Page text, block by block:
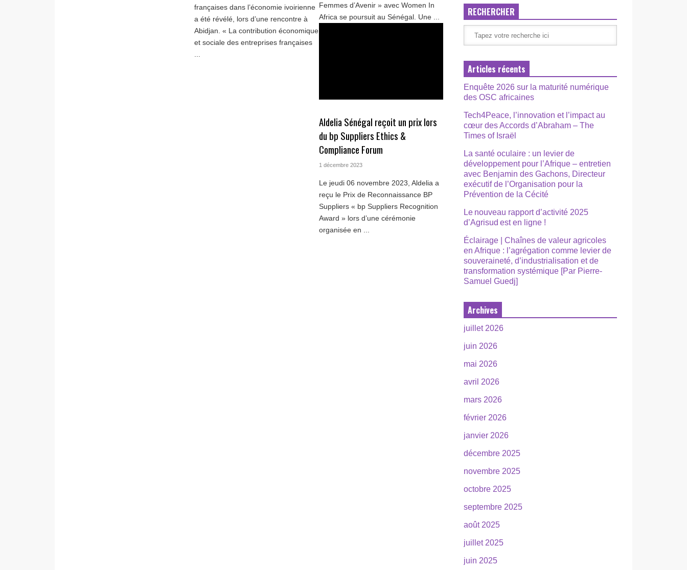
françaises dans l’économie ivoirienne
a été révélé, lors d’une rencontre à
Abidjan. « La contribution économique
et sociale des entreprises françaises
Femmes d’Avenir » avec Women In
Africa se poursuit au Sénégal. Une ...
Aldelia Sénégal reçoit un prix lors
du bp Suppliers Ethics &
Compliance Forum
1 décembre 2023
Le jeudi 06 novembre 2023, Aldelia a
reçu le Prix de Reconnaissance BP
Suppliers « bp Suppliers Recognition
Award » lors d’une cérémonie
organisée en ...
RECHERCHER
Articles récents
Enquête 2026 sur la maturité numérique
des OSC africaines
Tech4Peace, l’innovation et l’impact au
cœur des Accords d’Abraham – The
Times of Israël
La santé oculaire : un levier de
développement pour l’Afrique – entretien
avec Benjamin des Gachons, Directeur
exécutif de l’Organisation pour la
Prévention de la Cécité
Le nouveau rapport d’activité 2025
d’Agrisud est en ligne !
Éclairage | Chaînes de valeur agricoles
en Afrique : l’agrégation comme levier de
souveraineté, d’industrialisation et de
transformation systémique [Par Pierre-
Samuel Guedj]
Archives
juillet 2026
juin 2026
mai 2026
avril 2026
mars 2026
février 2026
janvier 2026
décembre 2025
novembre 2025
octobre 2025
septembre 2025
août 2025
juillet 2025
juin 2025